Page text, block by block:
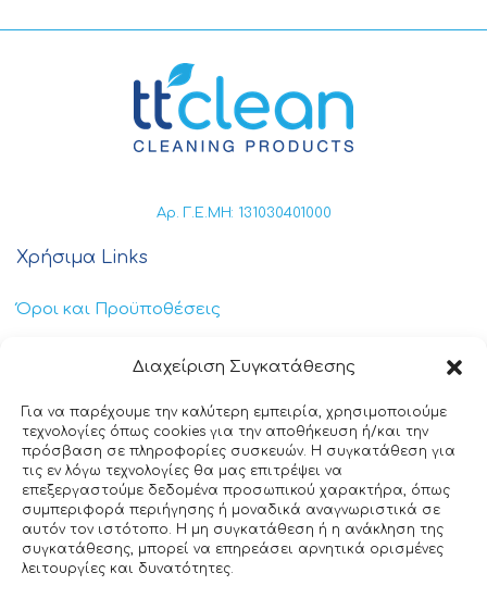
Διαχείριση Συγκατάθεσης
Για να παρέχουμε την καλύτερη εμπειρία, χρησιμοποιούμε
τεχνολογίες όπως cookies για την αποθήκευση ή/και την
πρόσβαση σε πληροφορίες συσκευών. Η συγκατάθεση για
τις εν λόγω τεχνολογίες θα μας επιτρέψει να
επεξεργαστούμε δεδομένα προσωπικού χαρακτήρα, όπως
συμπεριφορά περιήγησης ή μοναδικά αναγνωριστικά σε
αυτόν τον ιστότοπο. Η μη συγκατάθεση ή η ανάκληση της
συγκατάθεσης, μπορεί να επηρεάσει αρνητικά ορισμένες
λειτουργίες και δυνατότητες.
Αρ. Γ.Ε.ΜΗ: 131030401000
Χρήσιμα Links
Όροι και Προϋποθέσεις
Πολιτική Απορρήτου
Πολιτική Cookies
Επικοινωνία
+30 211 404 0235
info@ttclean.gr